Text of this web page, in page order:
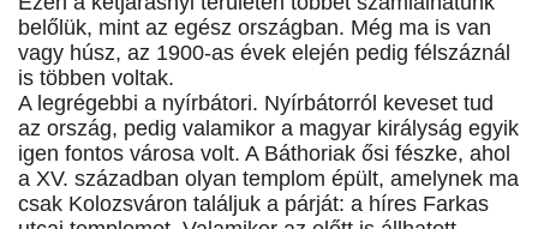
belőlük, mint az egész országban. Még ma is van
vagy húsz, az 1900-as évek elején pedig félszáznál
is többen voltak.
A legrégebbi a nyírbátori. Nyírbátorról keveset tud
az ország, pedig valamikor a magyar királyság egyik
igen fontos városa volt. A Báthoriak ősi fészke, ahol
a XV. században olyan templom épült, amelynek ma
csak Kolozsváron találjuk a párját: a híres Farkas